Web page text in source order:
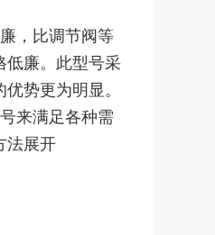
，比调节阀等
低廉。此型号采
势更为明显。
来满足各种需
法展开